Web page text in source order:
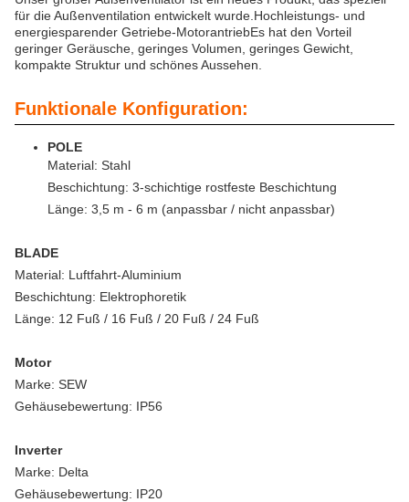
für die Außenventilation entwickelt wurde.Hochleistungs- und
energiesparender Getriebe-MotorantriebEs hat den Vorteil
geringer Geräusche, geringes Volumen, geringes Gewicht,
kompakte Struktur und schönes Aussehen.
Funktionale Konfiguration:
POLE
Material: Stahl
Beschichtung: 3-schichtige rostfeste Beschichtung
Länge: 3,5 m - 6 m (anpassbar / nicht anpassbar)
BLADE
Material: Luftfahrt-Aluminium
Beschichtung: Elektrophoretik
Länge: 12 Fuß / 16 Fuß / 20 Fuß / 24 Fuß
Motor
Marke: SEW
Gehäusebewertung: IP56
Inverter
Marke: Delta
Gehäusebewertung: IP20